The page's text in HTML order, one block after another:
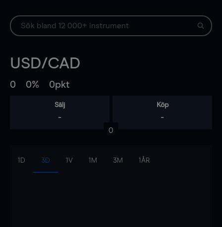
USD/CAD
0 0% 0pkt
Sälj
-
Köp
-
0
1D 3D 1V 1M 3M 1ÅR